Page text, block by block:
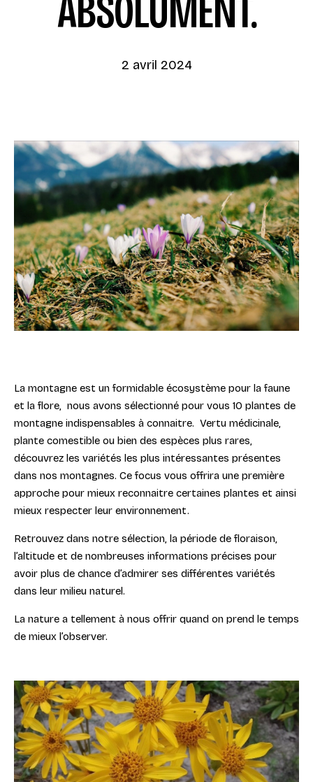
2 avril 2024
La montagne est un formidable écosystème pour la faune
et la flore, nous avons sélectionné pour vous 10 plantes de
montagne indispensables à connaitre. Vertu médicinale,
plante comestible ou bien des espèces plus rares,
découvrez les variétés les plus intéressantes présentes
dans nos montagnes. Ce focus vous offrira une première
approche pour mieux reconnaitre certaines plantes et ainsi
mieux respecter leur environnement.
Retrouvez dans notre sélection, la période de floraison,
l’altitude et de nombreuses informations précises pour
avoir plus de chance d’admirer ses différentes variétés
dans leur milieu naturel.
La nature a tellement à nous offrir quand on prend le temps
de mieux l’observer.